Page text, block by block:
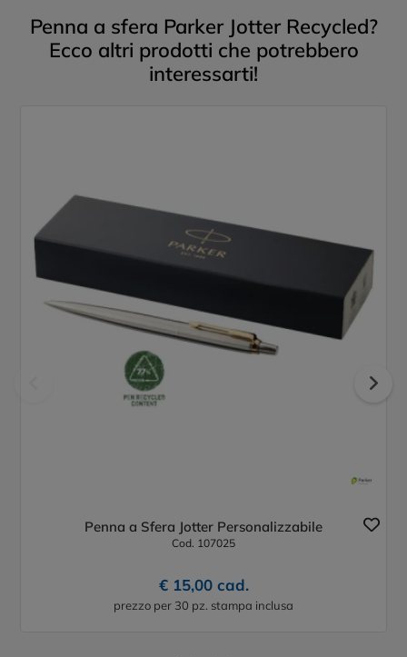
Penna a sfera Parker Jotter Recycled?
Ecco altri prodotti che potrebbero
interessarti!
Penna a Sfera Jotter Personalizzabile
Cod. 107025
€ 15,00 cad.
prezzo per 30 pz. stampa inclusa